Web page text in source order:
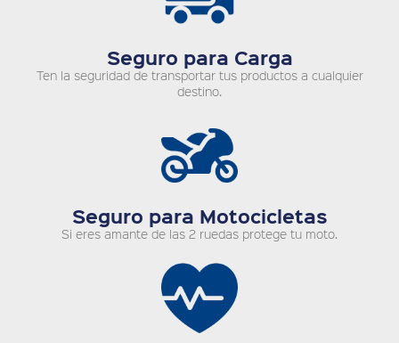
Seguro para Carga
Ten la seguridad de transportar tus productos a cualquier
destino.
Seguro para Motocicletas
Si eres amante de las 2 ruedas protege tu moto.